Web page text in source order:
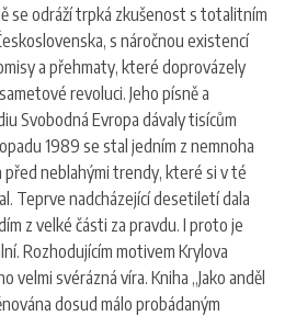
se odráží trpká zkušenost s totalitním
s náročnou existencí
a přehmaty, které doprovázely
revoluci. Jeho písně a
Svobodná Evropa dávaly tisícům
1989 se stal jedním z nemnoha
před neblahými trendy, které si v té
Teprve nadcházející desetiletí dala
z velké části za pravdu. I proto je
Rozhodujícím motivem Krylova
velmi svérázná víra. Kniha „Jako anděl
dosud málo probádaným